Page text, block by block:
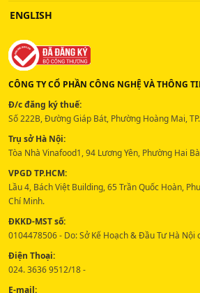
ENGLISH
CÔNG TY CỔ PHẦN CÔNG NGHỆ VÀ THÔNG
Đ/c đăng ký thuế:
Số 222B, Đường Giáp Bát, Phường Hoàng Mai,
Trụ sở Hà Nội:
Tòa Nhà Vinafood1, 94 Lương Yên, Phường Hai
VPGD TP.HCM:
Lầu 4, Bách Việt Building, 65 Trần Quốc Hoàn,
Chí Minh.
ĐKKD-MST số:
0104478506 - Do: Sở Kế Hoạch & Đầu Tư Hà Nội
Điện Thoại:
024. 3636 9512/18 -
E-mail: